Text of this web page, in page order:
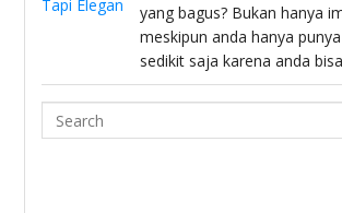
yang bagus? Bukan hanya
meskipun anda hanya
sedikit saja karena anda bisa
Search